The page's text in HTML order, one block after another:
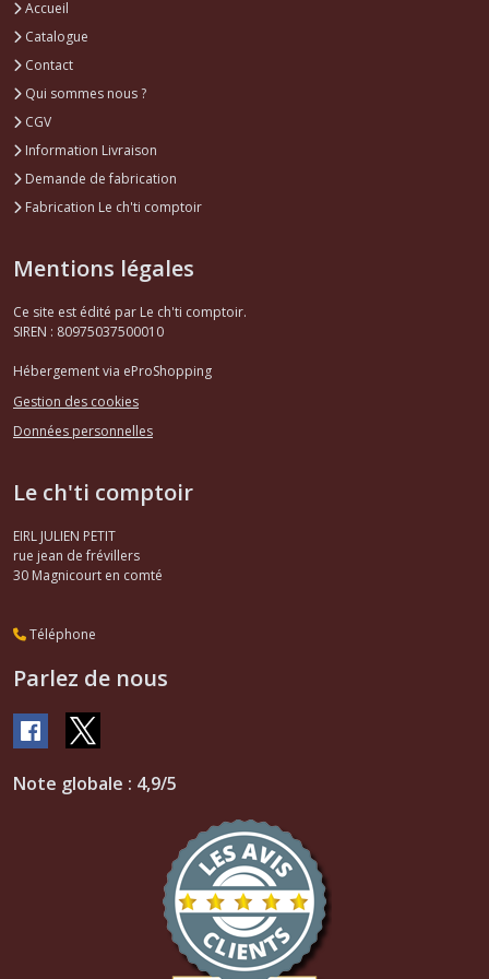
Accueil
Catalogue
Contact
Qui sommes nous ?
CGV
Information Livraison
Demande de fabrication
Fabrication Le ch'ti comptoir
Mentions légales
Ce site est édité par Le ch'ti comptoir.
SIREN : 80975037500010
Hébergement via eProShopping
Gestion des cookies
Données personnelles
Le ch'ti comptoir
EIRL JULIEN PETIT
rue jean de frévillers
30 Magnicourt en comté
Téléphone
Parlez de nous
Note globale : 4,9/5